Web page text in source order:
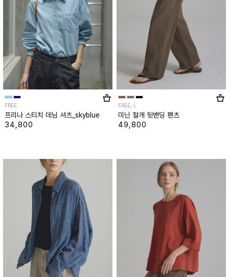
FREE
프리나 스티치 데님 셔츠_skyblue
34,800
FREE, L
미닌 절개 뒷밴딩 팬츠
49,800